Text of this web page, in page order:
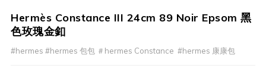
Hermès Constance III 24cm 89 Noir Epsom 黑
色玫瑰金釦
#hermes #hermes 包包 ＃hermes Constance  #hermes 康康包